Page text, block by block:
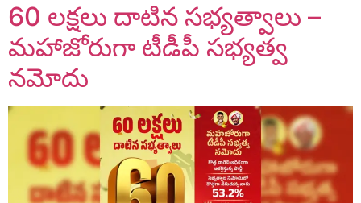
60 లక్షలు దాటిన సభ్యత్వాలు –
మహాజోరుగా టీడీపీ సభ్యత్వ
నమోదు